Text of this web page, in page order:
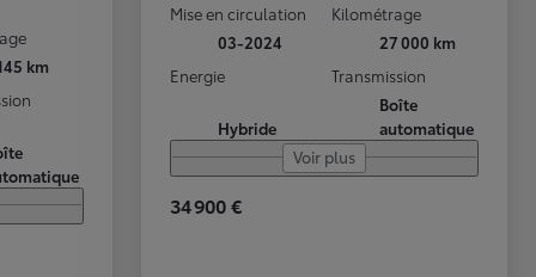
km
Mise en circulation
03-2024
Kilométrage
27 000 km
Energie
Hybride
Transmission
Boîte
automatique
Voir plus
34 900 €